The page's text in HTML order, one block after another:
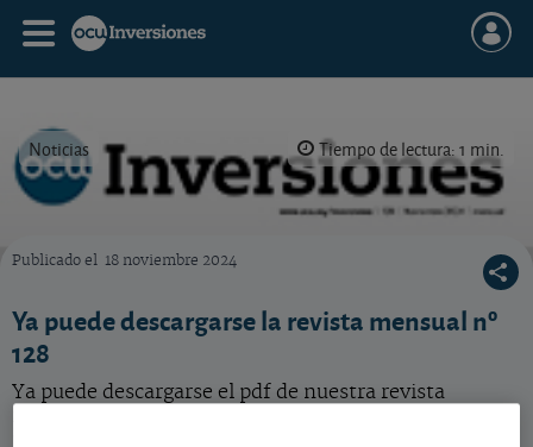
Noticias Tiempo de lectura: 1 min.
Publicado el 18 noviembre 2024
Ya puede descargarse la revista mensual nº
128
Ya puede descargarse el pdf de nuestra revista